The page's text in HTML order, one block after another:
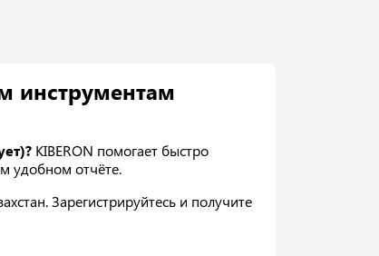
инструментам
KIBERON помогает быстро
удобном отчёте.
Зарегистрируйтесь и получите